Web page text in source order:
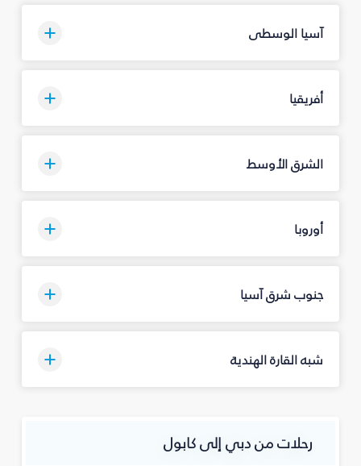
آسيا الوسطى
أفريقيا
الشرق الأوسط
أوروبا
جنوب شرق آسيا
شبه القارة الهندية
رحلات من دبي إلى كابول